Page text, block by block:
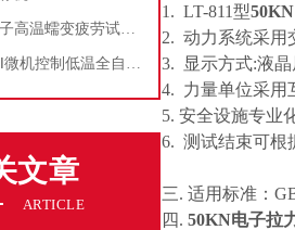
PWR-50D电子高温蠕变疲劳试验机
JBW-300BYⅡ微机控制低温全自动冲击试验机
文章
ARTICLE
1. LT-811型
2. 动力系统采用
3. 显示方式:液
4. 力量单位采用
5. 安全设施专业
6. 测试结束可根
三. 适用标准：
四. 50KN电子拉